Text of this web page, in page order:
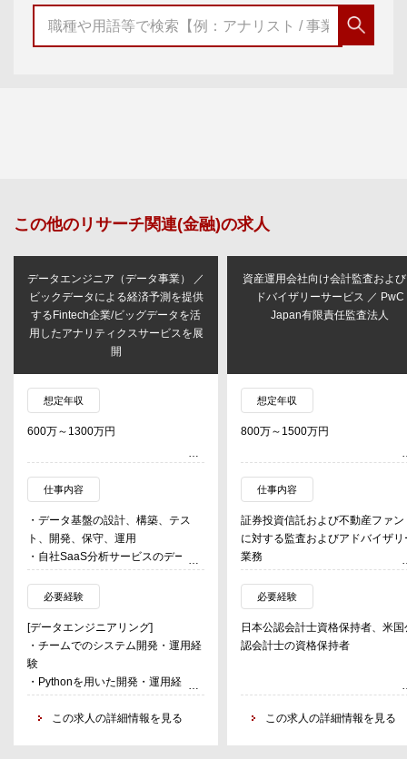
この他の リサーチ関連(金融)の求人
データエンジニア（データ事業） ／
ビックデータによる経済予測を提供
するFintech企業/ビッグデータを活
用したアナリティクスサービスを展
開
想定年収
600万～1300万円
仕事内容
・データ基盤の設計、構築、テス
ト、開発、保守、運用
・自社SaaS分析サービスのデータ
パイプラインの設計、構築、運用
・生成AI導入における顧客支援
必要経験
[データエンジニアリング]
・チームでのシステム開発・運用経
験
・Pythonを用いた開発・運用経験
・クラウドインフラ開発・運用経験
・データ分析基盤の構築・運用経験
この求人の詳細情報を見る
資産運用会社向け会計監査およ
ドバイザリーサービス ／ PwC
Japan有限責任監査法人
想定年収
800万～1500万円
仕事内容
証券投資信託および不動産ファン
に対する監査およびアドバイザリ
業務
証券投資信託および不動産ファン
の運用会社に対する監査およびア
バイザリー業務
運用会社および信託銀行に対する
部統制検証業務およびアドバイザ
必要経験
日本公認会計士資格保持者、米国
認会計士の資格保持者
この求人の詳細情報を見る